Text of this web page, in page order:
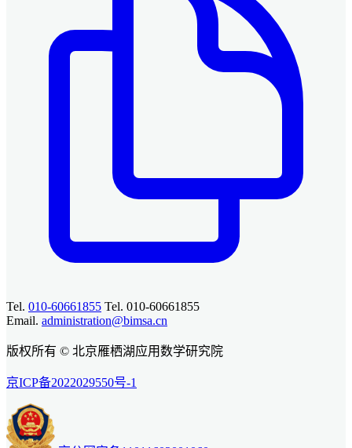
Tel. 010-60661855 Tel. 010-60661855
Email. administration@bimsa.cn
版权所有 © 北京雁栖湖应用数学研究院
京ICP备2022029550号-1